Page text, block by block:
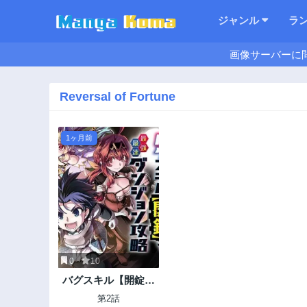
ジャンル ラ
画像サーバーに
Reversal of Fortune
1ヶ月前
0 10
バグスキル【開錠】
で最強最速ダンジョ
第2話